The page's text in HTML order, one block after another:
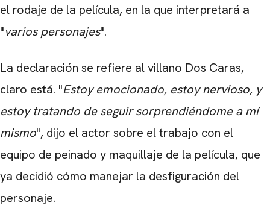
el rodaje de la película, en la que interpretará a
"varios personajes".
La declaración se refiere al villano Dos Caras,
claro está. "Estoy emocionado, estoy nervioso, y
estoy tratando de seguir sorprendiéndome a mí
mismo", dijo el actor sobre el trabajo con el
equipo de peinado y maquillaje de la película, que
ya decidió cómo manejar la desfiguración del
personaje.